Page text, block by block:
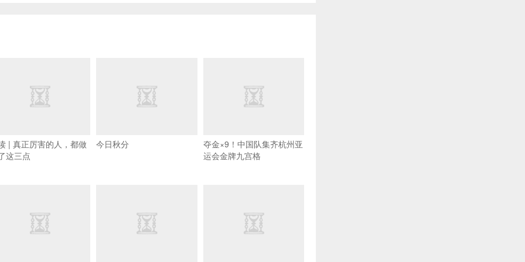
| 真正厉害的人，都做
这三点
今日秋分
夺金×9！中国队集齐杭州亚
运会金牌九宫格